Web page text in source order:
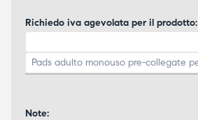
Richiedo iva agevolata per il prodotto:
Note: